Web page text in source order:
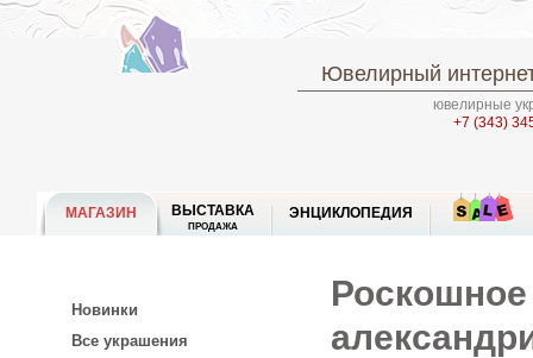
Ювелирный
ювелирные
+7 (343)
МАГАЗИН ВЫСТАВКА
ПРОДАЖА
ЭНЦИКЛОПЕДИЯ
Новинки
Все украшения